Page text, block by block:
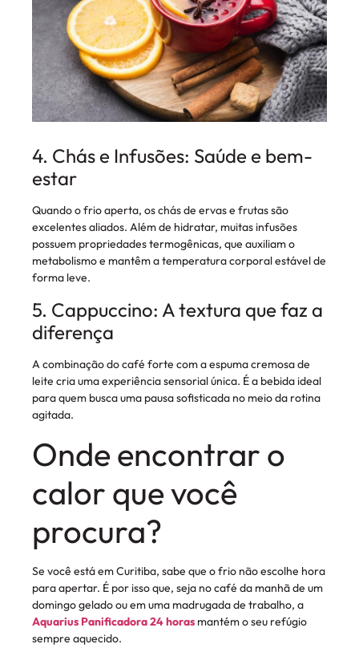
4. Chás e Infusões: Saúde e bem-
estar
Quando o frio aperta, os chás de ervas e frutas são
excelentes aliados. Além de hidratar, muitas infusões
possuem propriedades termogênicas, que auxiliam o
metabolismo e mantêm a temperatura corporal estável de
forma leve.
5. Cappuccino: A textura que faz a
diferença
A combinação do café forte com a espuma cremosa de
leite cria uma experiência sensorial única. É a bebida ideal
para quem busca uma pausa sofisticada no meio da rotina
agitada.
Onde encontrar o
calor que você
procura?
Se você está em Curitiba, sabe que o frio não escolhe hora
para apertar. É por isso que, seja no café da manhã de um
domingo gelado ou em uma madrugada de trabalho, a
Aquarius Panificadora 24 horas mantém o seu refúgio
sempre aquecido.